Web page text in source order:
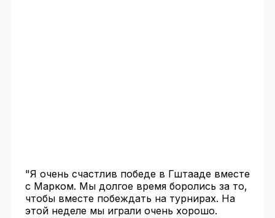
"Я очень счастлив победе в Гштааде вместе
с Марком. Мы долгое время боролись за то,
чтобы вместе побеждать на турнирах. На
этой неделе мы играли очень хорошо.